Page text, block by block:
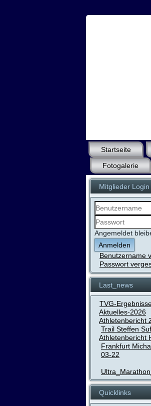
Startseite
Fotogalerie
Mitglieder Login
Benutzername
Passwort
Angemeldet
Anmelden
Benutzername
Passwort
Last_news
TVG-
Aktuelles-2026
Athletenbericht
Trail Steffen
Athletenbericht
Frankfurt
03-22
Quicklinks